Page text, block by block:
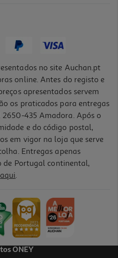
no site Auchan.pt
online. Antes do registo e
apresentados servem
os praticados para entregas
435 Amadora. Após o
e do código postal,
em vigor na loja que serve
Entregas apenas
Portugal continental,
aqui.
ONEY